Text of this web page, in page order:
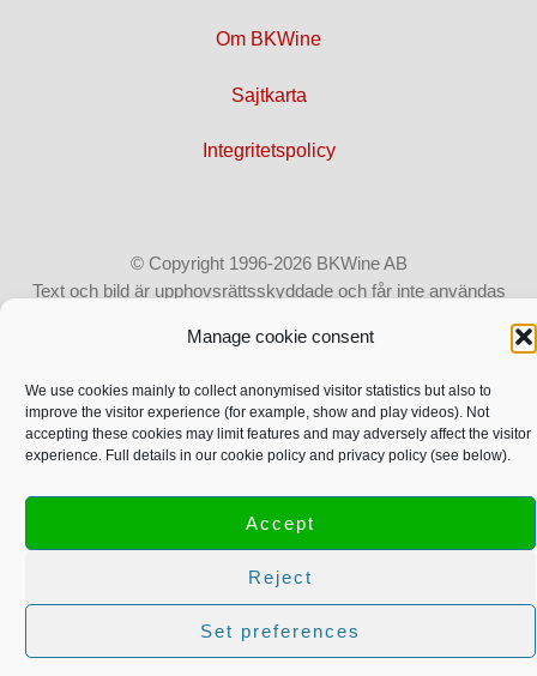
Manage cookie consent
We use cookies mainly to collect anonymised visitor statistics but also to
improve the visitor experience (for example, show and play videos). Not
accepting these cookies may limit features and may adversely affect the visitor
experience. Full details in our cookie policy and privacy policy (see below).
Accept
Reject
Set preferences
Om BKWine
Sajtkarta
Integritetspolicy
© Copyright 1996-2026 BKWine AB
Text och bild är upphovsrättsskyddade och får inte användas
utan vårt tillstånd.Mer info.
English Svenska